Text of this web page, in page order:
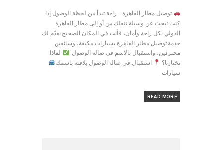
توصيل مطار القاهرة – راحة تبدأ من لحظة الوصول إذا
كنت تبحث عن وسيلة تنقلك من أو إلى مطار القاهرة
الدولي بكل راحة وأمان، فأنت في المكان الصحيح.نقدّم لك
خدمة توصيل مطار القاهرة بسيارات مكيفة، وسائقين
محترفين، واستقبال بالاسم في صالة الوصول.
لماذا
تختارنا؟
استقبال في صالة الوصول بلافتة باسمك
سيارات
READ MORE